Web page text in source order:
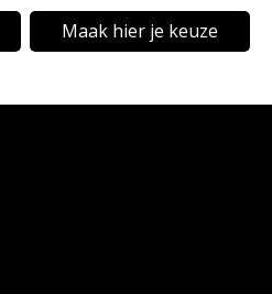
Maak hier je keuze
product